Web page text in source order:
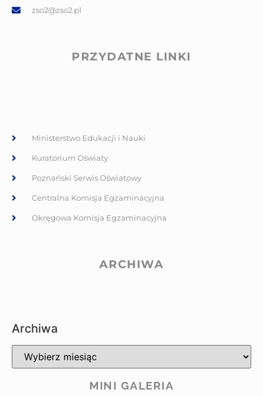
zso2@zso2.pl
PRZYDATNE LINKI
Ministerstwo Edukacji i Nauki
Kuratorium Oświaty
Poznański Serwis Oświatowy
Centralna Komisja Egzaminacyjna
Okręgowa Komisja Egzaminacyjna
ARCHIWA
Archiwa
MINI GALERIA